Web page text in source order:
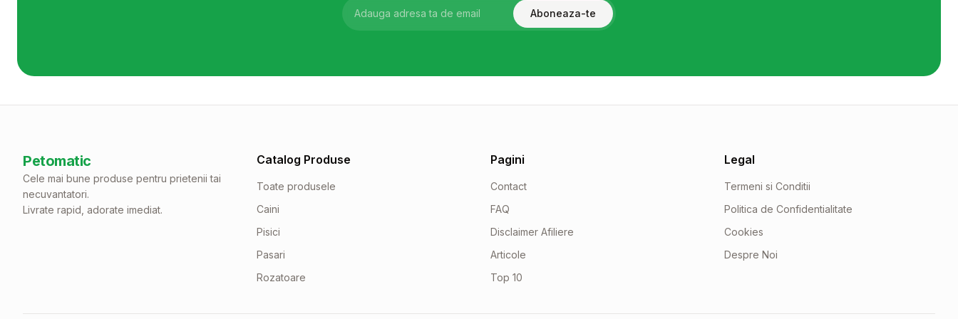
Aboneaza-te
Petomatic
Cele mai bune produse pentru prietenii tai
necuvantatori.
Livrate rapid, adorate imediat.
Catalog Produse
Toate produsele
Caini
Pisici
Pasari
Rozatoare
Pagini
Contact
FAQ
Disclaimer Afiliere
Articole
Top 10
Legal
Termeni si Conditii
Politica de Confidentialitate
Cookies
Despre Noi